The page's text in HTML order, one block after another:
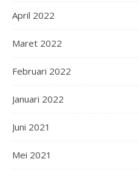
April 2022
Maret 2022
Februari 2022
Januari 2022
Juni 2021
Mei 2021